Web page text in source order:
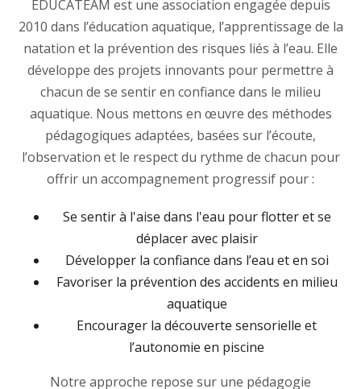
EDUCATEAM est une association engagée depuis
2010 dans l’éducation aquatique, l’apprentissage de la
natation et la prévention des risques liés à l’eau. Elle
développe des projets innovants pour permettre à
chacun de se sentir en confiance dans le milieu
aquatique. Nous mettons en œuvre des méthodes
pédagogiques adaptées, basées sur l’écoute,
l’observation et le respect du rythme de chacun pour
offrir un accompagnement progressif pour :
Se sentir à l'aise dans l'eau pour flotter et se
déplacer avec plaisir
Développer la confiance dans l’eau et en soi
Favoriser la prévention des accidents en milieu
aquatique
Encourager la découverte sensorielle et
l’autonomie en piscine
Notre approche repose sur une pédagogie